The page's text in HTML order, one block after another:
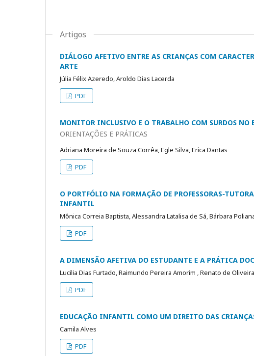
Artigos
DIÁLOGO AFETIVO ENTRE AS CRIANÇAS COM
ARTE
Júlia Félix Azeredo, Aroldo Dias Lacerda
PDF
MONITOR INCLUSIVO E O TRABALHO COM SURDOS NO
ORIENTAÇÕES E PRÁTICAS
Adriana Moreira de Souza Corrêa, Egle Silva, Erica Dantas
PDF
O PORTFÓLIO NA FORMAÇÃO DE PROFESSORAS-
INFANTIL
Mônica Correia Baptista, Alessandra Latalisa de Sá, Bárbara
PDF
A DIMENSÃO AFETIVA DO ESTUDANTE E A PRÁTICA
Lucilia Dias Furtado, Raimundo Pereira Amorim , Renato de
PDF
EDUCAÇÃO INFANTIL COMO UM DIREITO DAS
Camila Alves
PDF